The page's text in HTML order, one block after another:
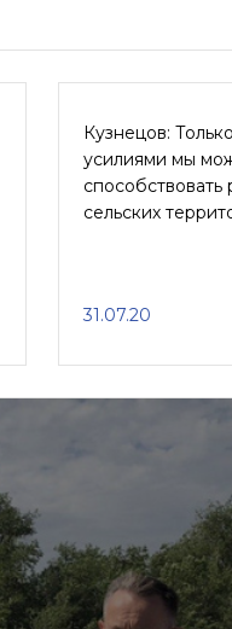
Кузнецов:
усилиями мы
способствовать
сельских
31.07.20